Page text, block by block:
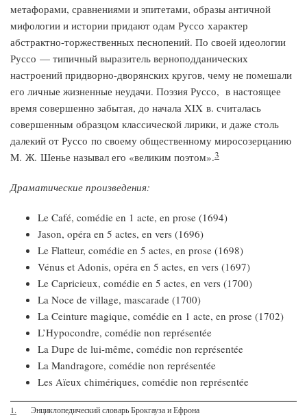
метафорами, сравнениями и эпитетами, образы античной
мифологии и истории придают одам Руссо характер
абстрактно-торжественных песнопений. По своей идеологии
Руссо — типичный выразитель верноподданических
настроений придворно-дворянских кругов, чему не помешали
его личные жизненные неудачи. Поэзия Руссо, в настоящее
время совершенно забытая, до начала XIX в. считалась
совершенным образцом классической лирики, и даже столь
далекий от Руссо по своему общественному миросозерцанию
М. Ж. Шенье называл его «великим поэтом».3
Драматические произведения:
Le Café, comédie en 1 acte, en prose (1694)
Jason, opéra en 5 actes, en vers (1696)
Le Flatteur, comédie en 5 actes, en prose (1698)
Vénus et Adonis, opéra en 5 actes, en vers (1697)
Le Capricieux, comédie en 5 actes, en vers (1700)
La Noce de village, mascarade (1700)
La Ceinture magique, comédie en 1 acte, en prose (1702)
L’Hypocondre, comédie non représentée
La Dupe de lui-même, comédie non représentée
La Mandragore, comédie non représentée
Les Aïeux chimériques, comédie non représentée
1.
Энциклопедический словарь Брокгауза и Ефрона